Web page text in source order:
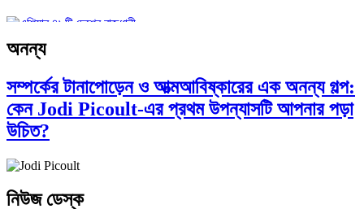
আন্তর্জাতিক প্রতিবেদন: এশিয়া মহাদেশের ৪৯টি…
সব সভ্যতারই তো পতন হয়:…
পরবর্তী রাষ্ট্রপতি নির্বাচন ২০২৬: আলোচনায়…
অনন্য
সম্পর্কের টানাপোড়েন ও আত্মআবিষ্কারের এক অনন্য গল্প:
কেন Jodi Picoult-এর প্রথম উপন্যাসটি আপনার পড়া
উচিত?
নিউজ ডেস্ক